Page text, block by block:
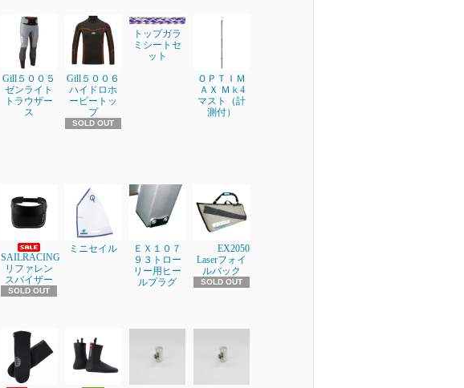
Gill５００５
ゼンライト
トラウザー
ス
Gill５００６
ハイドロホ
ービートッ
プ
SOLD OUT
トップガラ
ミシートセ
ット
ＯＰＴＩＭ
ＡＸ Ｍｋ4
マスト（計
測付）
SAILRACING
リファレン
スバイザー
SOLD OUT
ミニセイル
ＥＸ１０７
９３トロー
リー用ヒー
ルプラグ
EX2050
Laserフォイ
ルバック
SOLD OUT